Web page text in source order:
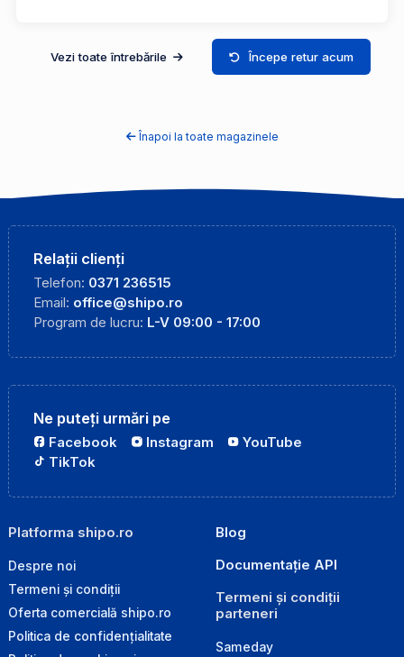
Vezi toate întrebările Începe retur acum
Înapoi la toate magazinele
Relații clienți
Telefon: 0371 236515
Email: office@shipo.ro
Program de lucru: L-V 09:00 - 17:00
Ne puteți urmări pe
Facebook Instagram
YouTube
TikTok
Platforma shipo.ro
Despre noi
Termeni și condiții
Oferta comercială shipo.ro
Politica de confidențialitate
Blog
Documentație API
Termeni și condiții
parteneri
Sameday